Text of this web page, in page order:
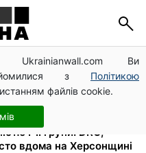
Ukrainianwall.com Ви
з Політикою
файлів cookie.
Танасійчук — чому
без зміни системи
в розшуку: Федоров
та ТЦК
I-II групи: DRC,
вдома на Херсонщині